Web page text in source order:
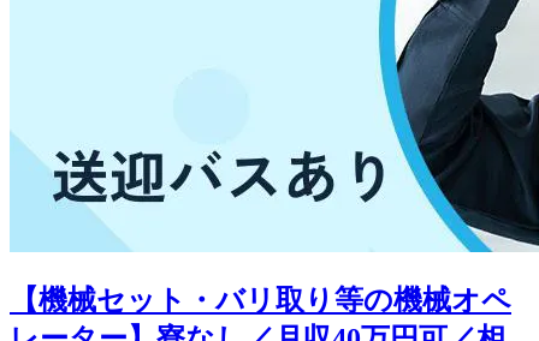
【機械セット・バリ取り等の機械オペ